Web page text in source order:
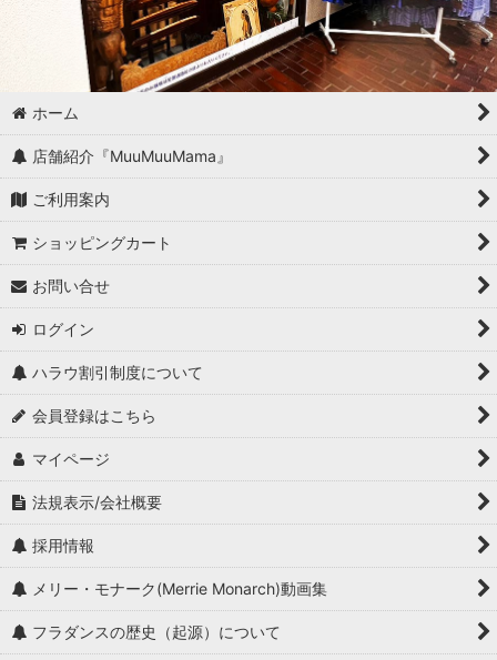
ホーム
店舗紹介『MuuMuuMama』
ご利用案内
ショッピングカート
お問い合せ
ログイン
ハラウ割引制度について
会員登録はこちら
マイページ
法規表示/会社概要
採用情報
メリー・モナーク(Merrie Monarch)動画集
フラダンスの歴史（起源）について